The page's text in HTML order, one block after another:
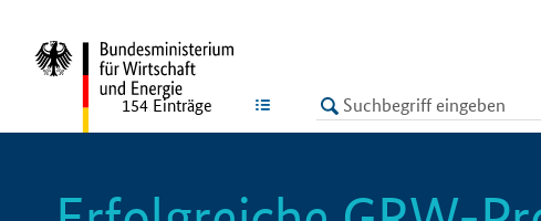
LISTE
154 Einträge